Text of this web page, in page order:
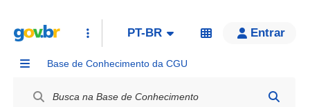
PT-BR Entrar
Base de Conhecimento da CGU